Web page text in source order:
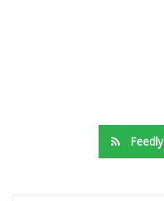
Feedly